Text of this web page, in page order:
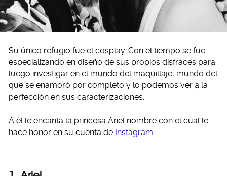
Su único refugio fue el cosplay. Con el tiempo se fue
especializando en diseño de sus propios disfraces para
luego investigar en el mundo del maquillaje, mundo del
que se enamoró por completo y lo podemos ver a la
perfección en sus caracterizaciones.
A él le encanta la princesa Ariel nombre con el cual le
hace honor en su cuenta de Instagram.